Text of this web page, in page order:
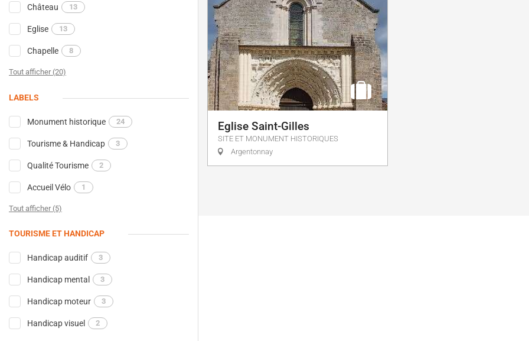
Château 13
Eglise 13
Chapelle 8
Tout afficher (20)
LABELS
Monument historique 24
Tourisme & Handicap 3
Qualité Tourisme 2
Accueil Vélo 1
Tout afficher (5)
TOURISME ET HANDICAP
Handicap auditif 3
Handicap mental 3
Handicap moteur 3
Handicap visuel 2
Eglise Saint-Gilles
SITE ET MONUMENT HISTORIQUES
Argentonnay